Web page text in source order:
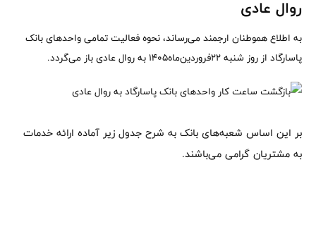
روال عادی
به اطلاع هموطنان ارجمند می‌رساند، نحوه فعالیت تمامی واحدهای بانک
پاسارگاد از روز شنبه ۲۲فروردین‌ماه۱۴۰۵ به روال عادی باز می‌گردد.
بر این اساس شعبه‌های بانک به شرح جدول زیر آماده ارائه خدمات
به مشتریان گرامی می‌باشند.